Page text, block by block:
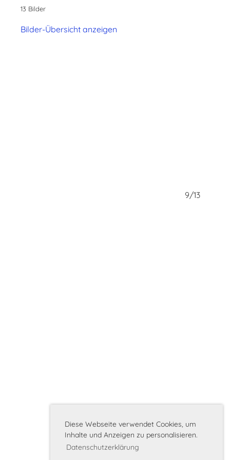
Diese Webseite verwendet Cookies, um
Inhalte und Anzeigen zu personalisieren.
Datenschutzerklärung
13 Bilder
Bilder-Übersicht anzeigen
9/13